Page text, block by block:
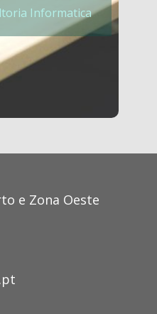
Informatica
e Zona Oeste